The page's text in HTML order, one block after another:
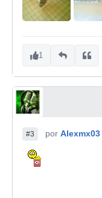
1
#3 por Alexmx03